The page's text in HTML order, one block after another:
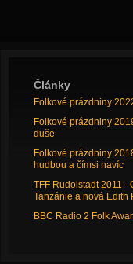
Články
Folkové prázdniny
Folkové prázdniny
duše
Folkové prázdniny
hudbou a čímsi navíc
TFF Rudolstadt 2011 -
Tanzánie a nová Edith
BBC Radio 2 Folk